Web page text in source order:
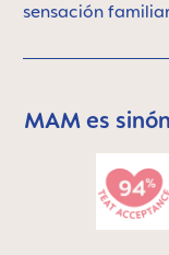
sensación
Skip MAM
MAM es